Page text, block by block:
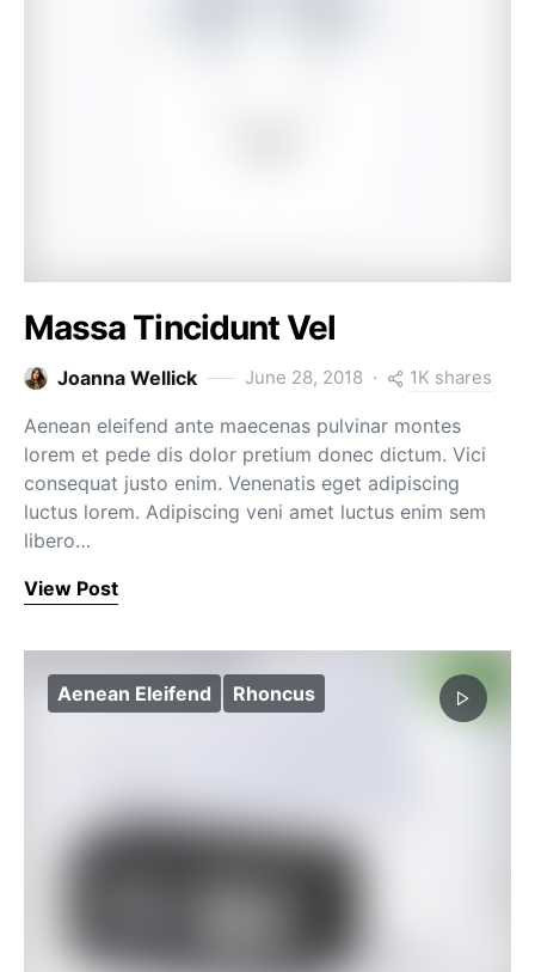
Massa Tincidunt Vel
Joanna Wellick June 28, 2018 1K shares
Aenean eleifend ante maecenas pulvinar montes
lorem et pede dis dolor pretium donec dictum. Vici
consequat justo enim. Venenatis eget adipiscing
luctus lorem. Adipiscing veni amet luctus enim sem
libero…
View Post
Aenean Eleifend Rhoncus